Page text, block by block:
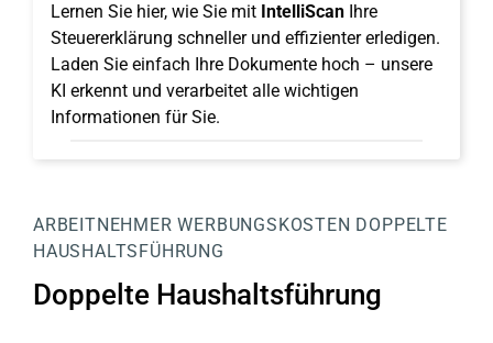
Lernen Sie hier, wie Sie mit IntelliScan Ihre
Steuererklärung schneller und effizienter erledigen.
Laden Sie einfach Ihre Dokumente hoch – unsere
KI erkennt und verarbeitet alle wichtigen
Informationen für Sie.
ARBEITNEHMER WERBUNGSKOSTEN DOPPELTE
HAUSHALTSFÜHRUNG
Doppelte Haushaltsführung